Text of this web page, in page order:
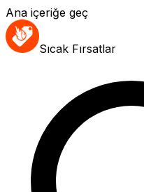
Ana içeriğe geç
Sıcak Fırsatlar